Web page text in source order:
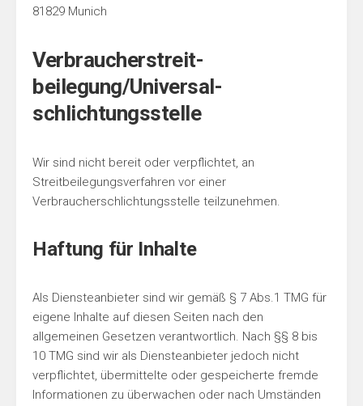
81829 Munich
Verbraucher­streit­
beilegung/Universal­
schlichtungs­stelle
Wir sind nicht bereit oder verpflichtet, an
Streitbeilegungsverfahren vor einer
Verbraucherschlichtungsstelle teilzunehmen.
Haftung für Inhalte
Als Diensteanbieter sind wir gemäß § 7 Abs.1 TMG für
eigene Inhalte auf diesen Seiten nach den
allgemeinen Gesetzen verantwortlich. Nach §§ 8 bis
10 TMG sind wir als Diensteanbieter jedoch nicht
verpflichtet, übermittelte oder gespeicherte fremde
Informationen zu überwachen oder nach Umständen